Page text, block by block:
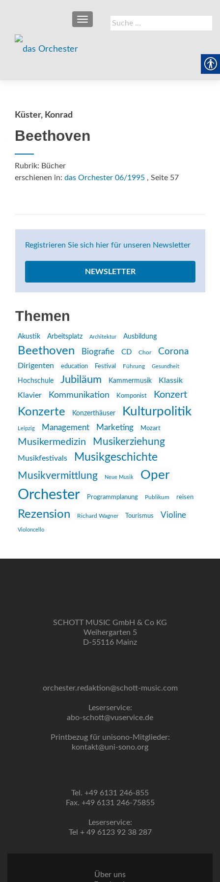
Suche
nach:
SCHALTE NAVIGATION
Küster, Konrad
Beethoven
Rubrik: Bücher
erschienen in: das Orchester 06/1995 , Seite 57
Registrieren Sie sich hier für unseren Newsletter
NEWSLETTER
Themen
Akustik Arbeitsplatz Architektur Ausbildung
Beethoven Biografie CD Chor Corona
Dirigenten education Festival Führung Gesundheit
Hochschule Jubiläum Kammermusik
Klassik
Klavier
Kommunikation Komponist Konzert
Konzerte Konzerthäuser Kulturpolitik
Leipzig Management Marketing Mozart
Musikermedizin Musikerziehung
Musikfestivals Musikgeschichte
Musikvermittlung Neue Musik Oper
Orchester Programmplanung Publikum reisen
Rezension Richard Wagner Tourismus Violine
Violoncello
SCHOTT MUSIC GmbH & Co KG
Weihergarten 5
D-55116 Mainz
orchester.redaktion@schott-music.com
Leserservice:
abo-schott@vuservice.de
Printbezug für unisono-Mitglieder:
kontakt@uni-sono.org
Tel. +49 6131 246-855
Fax. +49 6131 246-75855
Leserservice:
Tel + 49 6123 92 38 287
Über uns